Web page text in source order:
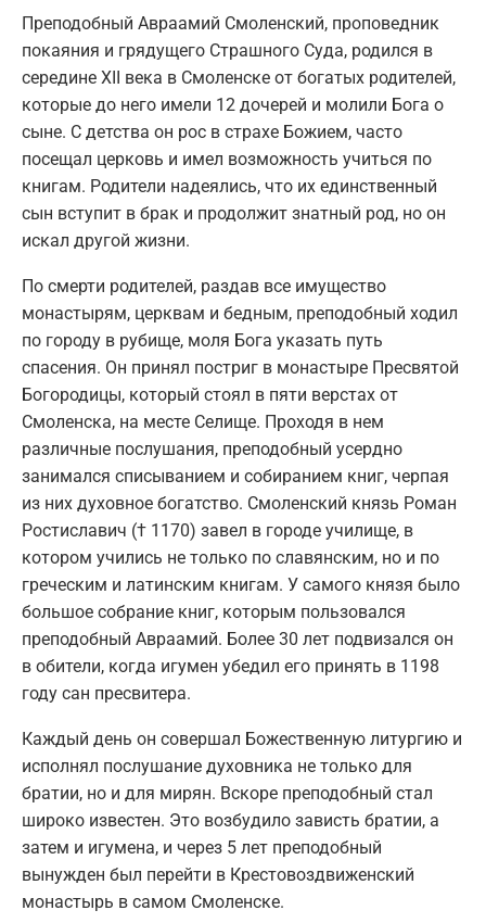
Преподобный Авраамий Смоленский, проповедник
покаяния и грядущего Страшного Суда, родился в
середине ХII века в Смоленске от богатых родителей,
которые до него имели 12 дочерей и молили Бога о
сыне. С детства он рос в страхе Божием, часто
посещал церковь и имел возможность учиться по
книгам. Родители надеялись, что их единственный
сын вступит в брак и продолжит знатный род, но он
искал другой жизни.
По смерти родителей, раздав все имущество
монастырям, церквам и бедным, преподобный ходил
по городу в рубище, моля Бога указать путь
спасения. Он принял постриг в монастыре Пресвятой
Богородицы, который стоял в пяти верстах от
Смоленска, на месте Селище. Проходя в нем
различные послушания, преподобный усердно
занимался списыванием и собиранием книг, черпая
из них духовное богатство. Смоленский князь Роман
Ростиславич († 1170) завел в городе училище, в
котором учились не только по славянским, но и по
греческим и латинским книгам. У самого князя было
большое собрание книг, которым пользовался
преподобный Авраамий. Более 30 лет подвизался он
в обители, когда игумен убедил его принять в 1198
году сан пресвитера.
Каждый день он совершал Божественную литургию и
исполнял послушание духовника не только для
братии, но и для мирян. Вскоре преподобный стал
широко известен. Это возбудило зависть братии, а
затем и игумена, и через 5 лет преподобный
вынужден был перейти в Крестовоздвиженский
монастырь в самом Смоленске.